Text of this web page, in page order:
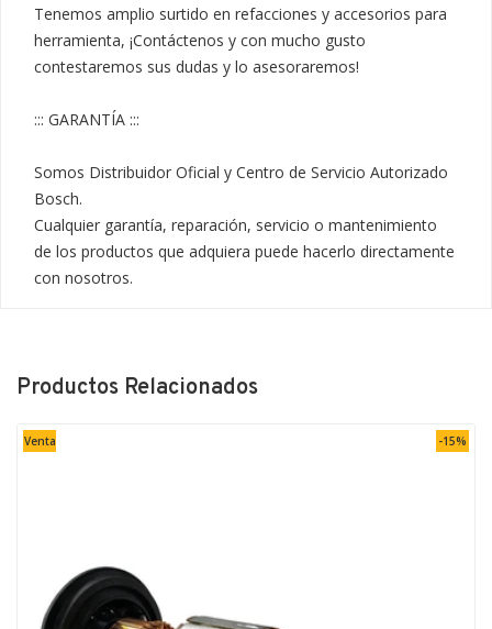
Tenemos amplio surtido en refacciones y accesorios para
herramienta, ¡Contáctenos y con mucho gusto
contestaremos sus dudas y lo asesoraremos!
::: GARANTÍA :::
Somos Distribuidor Oficial y Centro de Servicio Autorizado
Bosch.
Cualquier garantía, reparación, servicio o mantenimiento
de los productos que adquiera puede hacerlo directamente
con nosotros.
Productos Relacionados
Venta -15%